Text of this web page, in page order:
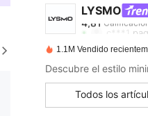
LYSMO
4,81
c***1
4,81
1.1M Vendido
Todos los